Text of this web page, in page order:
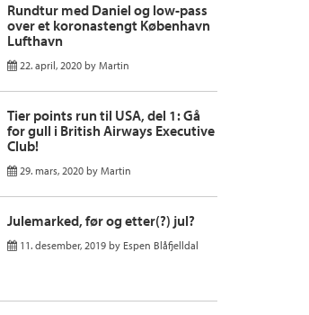
Rundtur med Daniel og low-pass
over et koronastengt København
Lufthavn
22. april, 2020 by Martin
Tier points run til USA, del 1: Gå
for gull i British Airways Executive
Club!
29. mars, 2020 by Martin
Julemarked, før og etter(?) jul?
11. desember, 2019 by Espen Blåfjelldal